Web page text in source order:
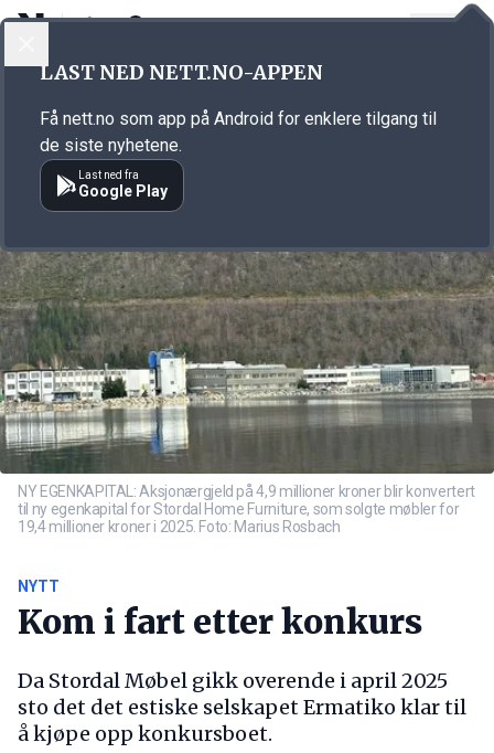
Annonsørinnhold
NY EGENKAPITAL: Aksjonærgjeld på 4,9 millioner kroner blir konvertert
til ny egenkapital for Stordal Home Furniture, som solgte møbler for
19,4 millioner kroner i 2025. Foto: Marius Rosbach
NYTT
Kom i fart etter konkurs
Da Stordal Møbel gikk overende i april 2025
sto det det estiske selskapet Ermatiko klar til
å kjøpe opp konkursboet.
LAST NED NETT.NO-APPEN
Få nett.no som app på Android for enklere tilgang til
de siste nyhetene.
Last ned fra
Google Play